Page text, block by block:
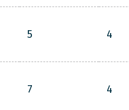
5 4
7 4